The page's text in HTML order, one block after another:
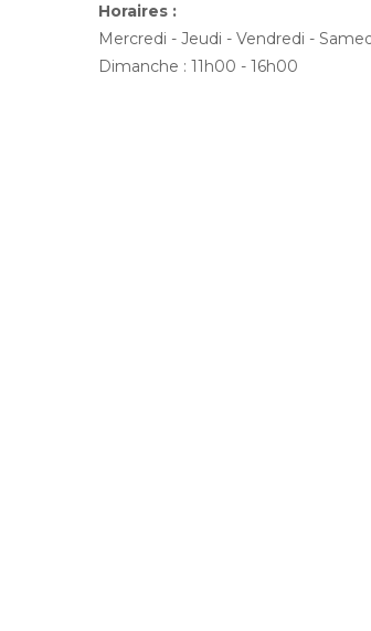
Horaires :
Mercredi - Jeudi - Vendredi -
Dimanche : 11h00 - 16h00